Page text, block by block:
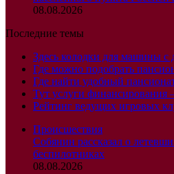
08.08.2026
Последние темы
Здесь колодки для машины с
Где можно подобрать
Где найти удобный
Тут услуги
Рейтинг ведущих игровых
Происшествия
Собянин рассказал о
беспилотниках
08.08.2026